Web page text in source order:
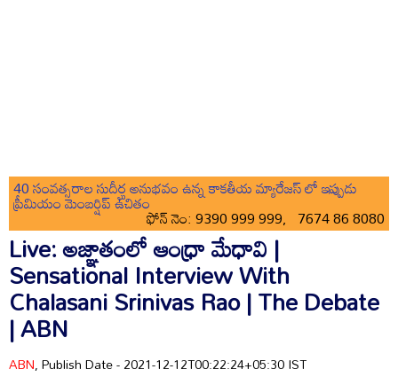
40 సంవత్సరాల సుదీర్ఘ అనుభవం ఉన్న కాకతీయ మ్యారేజస్ లో ఇప్పుడు
ప్రీమియం మెంబర్షిప్ ఉచితం
ఫోన్ నెం: 9390 999 999, 7674 86 8080
Live: అజ్ఞాతంలో ఆంధ్రా మేధావి |
Sensational Interview With
Chalasani Srinivas Rao | The Debate
| ABN
ABN, Publish Date - 2021-12-12T00:22:24+05:30 IST